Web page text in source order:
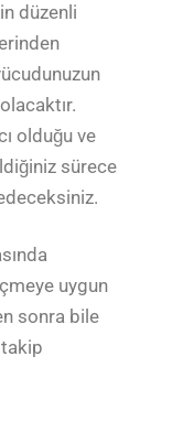
düzenli
olduğu ve
sürece
uygun
sonra bile
takip